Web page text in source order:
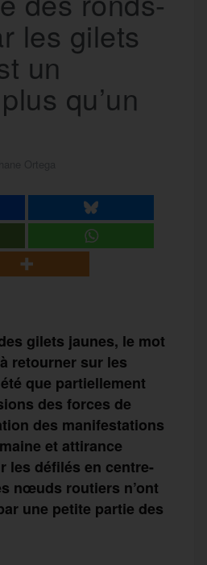
les gilets
un
qu’un
gilets jaunes, le mot
retourner sur les
que partiellement
des forces de
des manifestations
et attirance
les défilés en centre-
nœuds routiers n’ont
une petite partie des